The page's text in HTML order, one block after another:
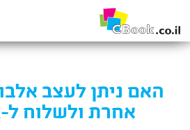
האם ניתן לעצב
אחרת ולשלוח ל-CBook?